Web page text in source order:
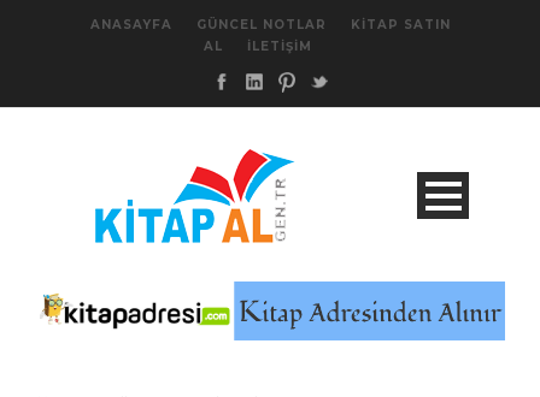
ANASAYFA GÜNCEL NOTLAR
KITAP SATIN
AL
İLETIŞIM